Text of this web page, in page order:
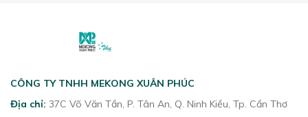
CÔNG TY TNHH MEKONG XUÂN PHÚC
Địa chỉ: 37C Võ Văn Tần, P. Tân An, Q. Ninh Kiều, Tp. Cần Thơ